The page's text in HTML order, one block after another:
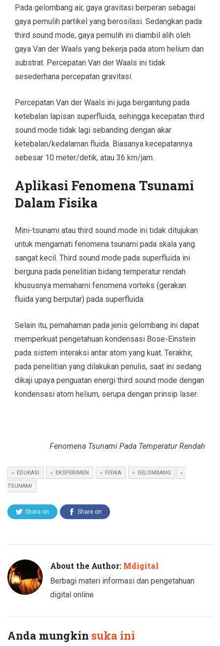
Pada gelombang air, gaya gravitasi berperan sebagai
gaya pemulih partikel yang berosilasi. Sedangkan pada
third sound mode, gaya pemulih ini diambil alih oleh
gaya Van der Waals yang bekerja pada atom helium dan
substrat. Percepatan Van der Waals ini tidak
sesederhana percepatan gravitasi.
Percepatan Van der Waals ini juga bergantung pada
ketebalan lapisan superfluida, sehingga kecepatan third
sound mode tidak lagi sebanding dengan akar
ketebalan/kedalaman fluida. Biasanya kecepatannya
sebesar 10 meter/detik, atau 36 km/jam.
Aplikasi Fenomena Tsunami
Dalam Fisika
Mini-tsunami atau third sound mode ini tidak ditujukan
untuk mengamati fenomena tsunami pada skala yang
sangat kecil. Third sound mode pada superfluida ini
berguna pada penelitian bidang temperatur rendah
khususnya memahami fenomena vorteks (gerakan
fluida yang berputar) pada superfluida.
Selain itu, pemahaman pada jenis gelombang ini dapat
memperkuat pengetahuan kondensasi Bose-Einstein
pada sistem interaksi antar atom yang kuat. Terakhir,
pada penelitian yang dilakukan penulis, saat ini sedang
dikaji upaya penguatan energi third sound mode dengan
kondensasi atom helium, serupa dengan prinsip laser.
Fenomena Tsunami Pada Temperatur Rendah
EDUKASI EKSPERIMEN FISIKA GELOMBANG
TSUNAMI
Share on Share on
About the Author: Mdigital
Berbagi materi informasi dan pengetahuan
digital online
Anda mungkin suka ini